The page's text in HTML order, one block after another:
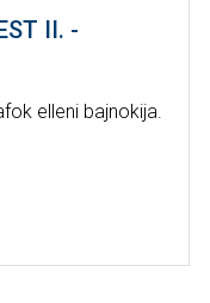
II. -
elleni bajnokija.